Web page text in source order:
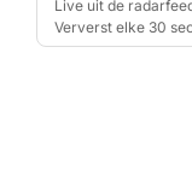
Live uit de
Ververst elke 30